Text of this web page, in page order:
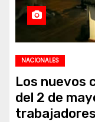
NACIONALES
Los nuevos
del 2 de
trabajadores